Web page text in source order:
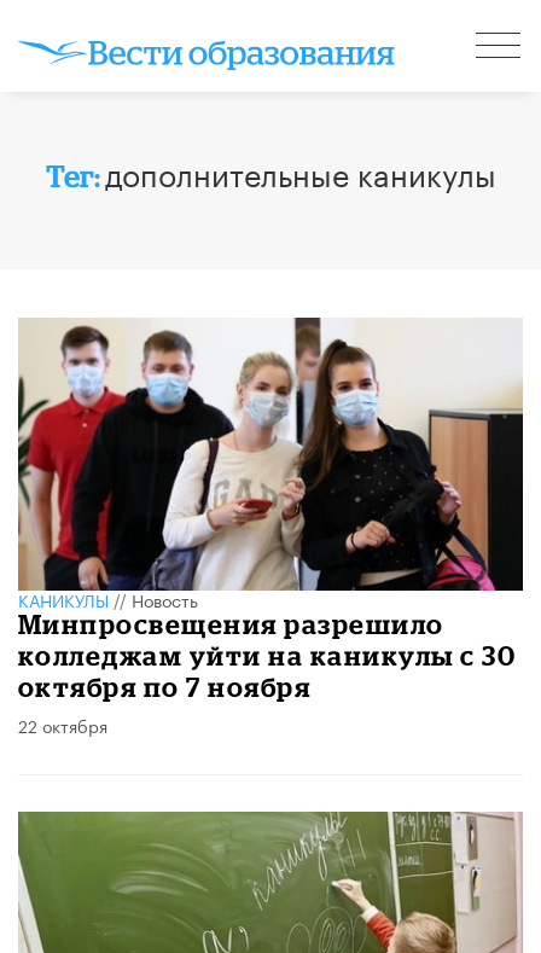
Тег:дополнительные каникулы
КАНИКУЛЫ//Новость
Минпросвещения разрешило
колледжам уйти на каникулы с 30
октября по 7 ноября
22 октября